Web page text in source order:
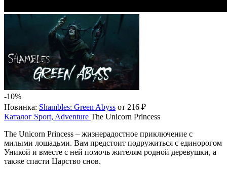
-10%
Новинка: Shambles: Green Abyss от 216 ₽
Каталог Sport, Adventure The Unicorn Princess
The Unicorn Princess – жизнерадостное приключение с
милыми лошадьми. Вам предстоит подружиться с единорогом
Уникой и вместе с ней помочь жителям родной деревушки, а
также спасти Царство снов.